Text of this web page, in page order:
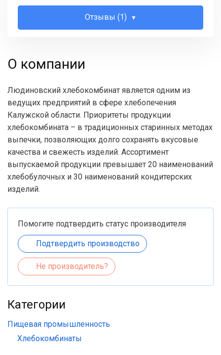
Отзывы (1)
О компании
Людиновский хлебокомбинат является одним из
ведущих предприятий в сфере хлебопечения
Калужской области. Приоритеты продукции
хлебокомбината – в традиционных старинных методах
выпечки, позволяющих долго сохранять вкусовые
качества и свежесть изделий. Ассортимент
выпускаемой продукции превышает 20 наименований
хлебобулочных и 30 наименований кондитерских
изделий.
Помогите подтвердить статус производителя
Подтвердить производство
Не производитель?
Категории
Пищевая промышленность
Хлебокомбинаты